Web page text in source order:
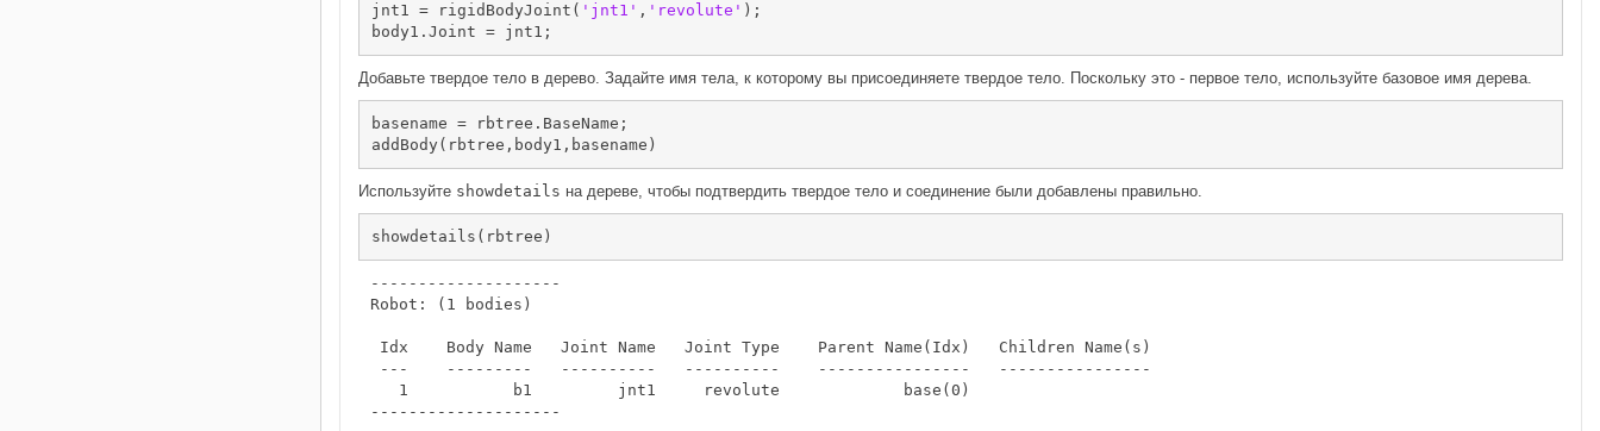
jnt1 = rigidBodyJoint( 'jnt1' , 'revolute' );
body1.Joint = jnt1;
Добавьте твердое тело в дерево. Задайте имя тела, к которому вы присоединяете твердое тело. Поскольку это - первое тело, используйте базовое имя дерева.
basename = rbtree.BaseName;
addBody(rbtree,body1,basename)
Используйте showdetails на дереве, чтобы подтвердить твердое тело и соединение были добавлены правильно.
showdetails(rbtree)
--------------------
Robot: (1 bodies)
Idx    Body Name   Joint Name   Joint Type    Parent Name(Idx)   Children Name(s)
---    ---------   ----------   ----------    ----------------   ----------------
   1           b1         jnt1     revolute             base(0)